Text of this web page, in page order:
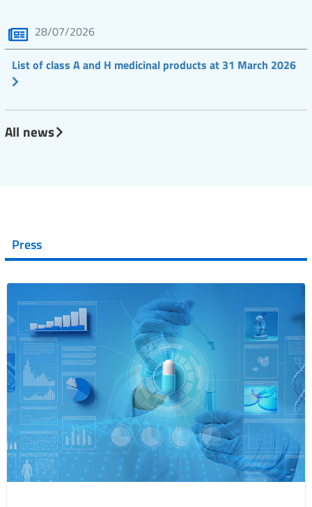
28/07/2026
List of class A and H medicinal products at 31 March 2026
All news
Press